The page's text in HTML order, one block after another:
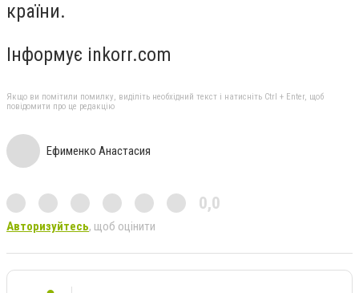
країни.
Інформує inkorr.com
Якщо ви помітили помилку, виділіть необхідний текст і натисніть Ctrl + Enter, щоб
повідомити про це редакцію
Ефименко Анастасия
0,0
Авторизуйтесь, щоб оцінити